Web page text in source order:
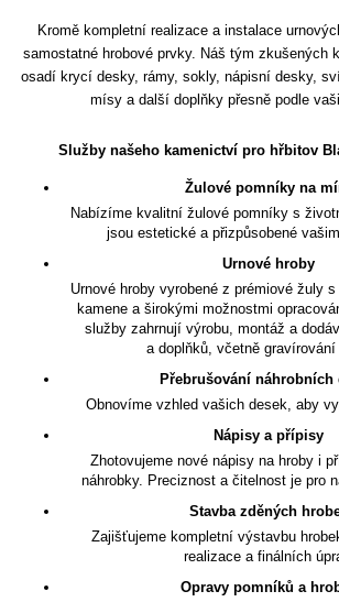
Kromě kompletní realizace a instalace
samostatné hrobové prvky. Náš tým zkušených
osadí krycí desky, rámy, sokly, nápisní desky,
mísy a další doplňky přesně podle
Služby našeho kamenictví pro hřbitov
Žulové pomníky na
Nabízíme kvalitní žulové pomníky s
jsou estetické a přizpůsobené
Urnové hroby
Urnové hroby vyrobené z prémiové žuly
kamene a širokými možnostmi
služby zahrnují výrobu, montáž a
a doplňků, včetně gravírování
Přebrušování náhrobních
Obnovíme vzhled vašich desek, aby
Nápisy a přípisy
Zhotovujeme nové nápisy na hroby i
náhrobky. Preciznost a čitelnost je pro
Stavba zděných
Zajišťujeme kompletní výstavbu
realizace a finálních
Opravy pomníků a